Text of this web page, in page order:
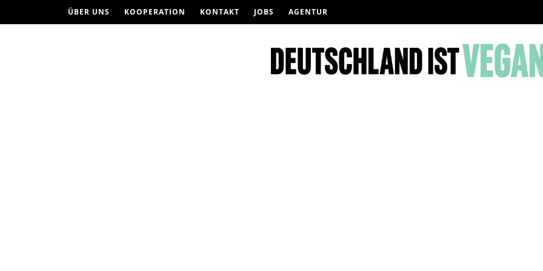
ÜBER UNS KOOPERATION KONTAKT JOBS AGENTUR